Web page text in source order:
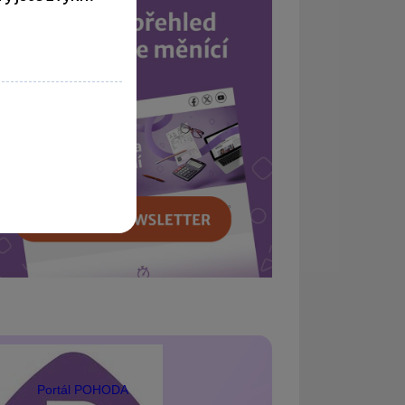
Portál POHODA